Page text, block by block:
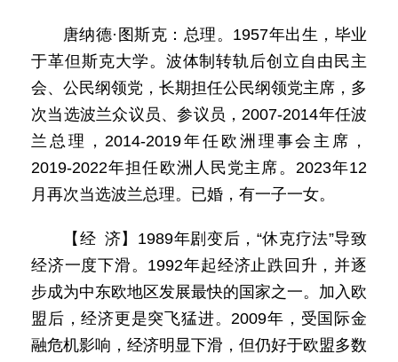
唐纳德·图斯克：总理。1957年出生，毕业
于革但斯克大学。波体制转轨后创立自由民主
会、公民纲领党，长期担任公民纲领党主席，多
次当选波兰众议员、参议员，2007-2014年任波
兰总理，2014-2019年任欧洲理事会主席，
2019-2022年担任欧洲人民党主席。2023年12
月再次当选波兰总理。已婚，有一子一女。
【经 济】1989年剧变后，“休克疗法”导致
经济一度下滑。1992年起经济止跌回升，并逐
步成为中东欧地区发展最快的国家之一。加入欧
盟后，经济更是突飞猛进。2009年，受国际金
融危机影响，经济明显下滑，但仍好于欧盟多数